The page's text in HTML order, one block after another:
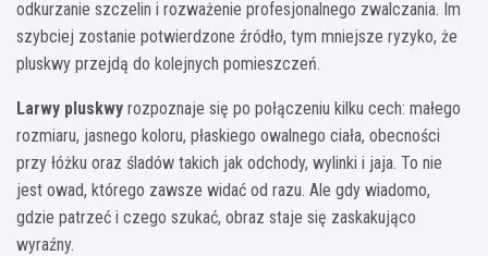
odkurzanie szczelin i rozważenie profesjonalnego zwalczania. Im
szybciej zostanie potwierdzone źródło, tym mniejsze ryzyko, że
pluskwy przejdą do kolejnych pomieszczeń.
Larwy pluskwy rozpoznaje się po połączeniu kilku cech: małego
rozmiaru, jasnego koloru, płaskiego owalnego ciała, obecności
przy łóżku oraz śladów takich jak odchody, wylinki i jaja. To nie
jest owad, którego zawsze widać od razu. Ale gdy wiadomo,
gdzie patrzeć i czego szukać, obraz staje się zaskakująco
wyraźny.